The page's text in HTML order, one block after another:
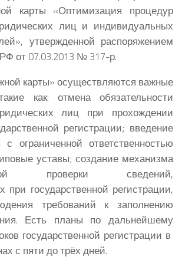
карты «Оптимизация процедур
лиц и индивидуальных
утвержденной распоряжением
от 07.03.2013 № 317-р.
карты» осуществляются важные
как: отмена обязательности
лиц при прохождении
регистрации; введение
ограниченной ответственностью
уставы; создание механизма
проверки сведений,
при государственной регистрации,
требований к заполнению
Есть планы по дальнейшему
государственной регистрации в
с пяти до трёх дней.